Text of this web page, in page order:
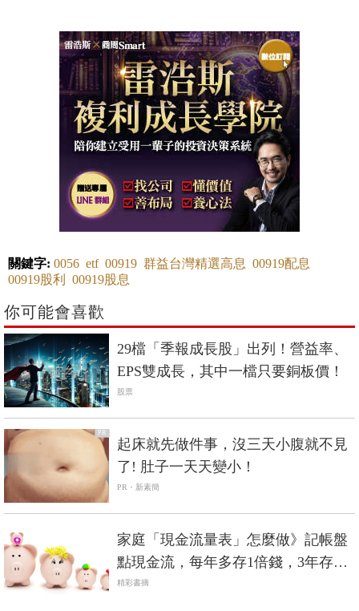
關鍵字: 0056 etf 00919 群益台灣精選高息 00919配息
00919股利
00919股息
你可能會喜歡
29檔「季報成長股」出列！營益率、
EPS雙成長，其中一檔只要銅板價！
股票
PR
起床就先做件事，沒三天小腹就不見
了! 肚子一天天變小！
PR・新素簡
家庭「現金流量表」怎麼做》記帳盤
點現金流，每年多存1倍錢，3年存下
150萬
精彩書摘